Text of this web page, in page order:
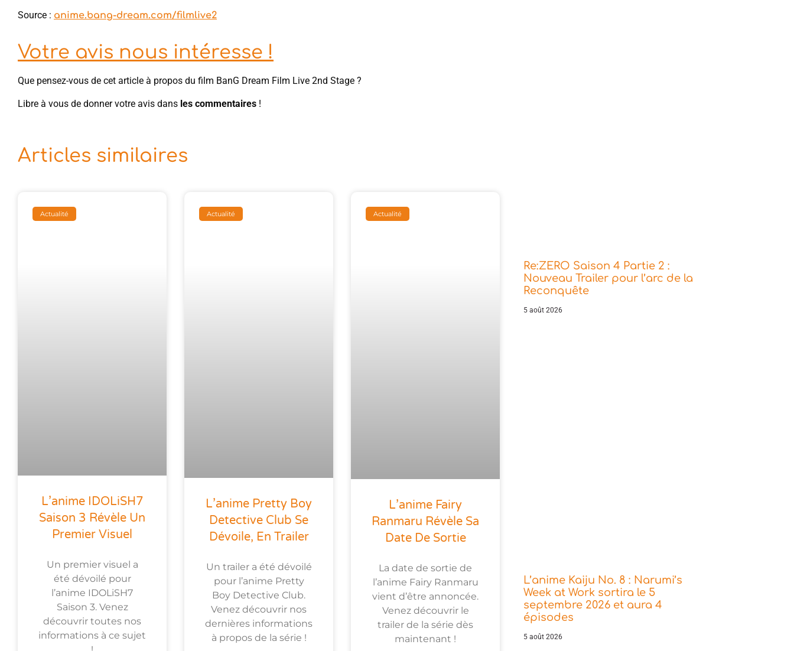
Source : anime.bang-dream.com/filmlive2
Votre avis nous intéresse !
Que pensez-vous de cet article à propos du film BanG Dream Film Live 2nd Stage ?
Libre à vous de donner votre avis dans les commentaires !
Articles similaires
Actualité
L’anime IDOLiSH7
Saison 3 Révèle Un
Premier Visuel
Un premier visuel a
été dévoilé pour
l’anime IDOLiSH7
Saison 3. Venez
découvrir toutes nos
informations à ce sujet
Actualité
L’anime Pretty Boy
Detective Club Se
Dévoile, En Trailer
Un trailer a été dévoilé
pour l’anime Pretty
Boy Detective Club.
Venez découvrir nos
dernières informations
à propos de la série !
Actualité
L’anime Fairy
Ranmaru Révèle Sa
Date De Sortie
La date de sortie de
l’anime Fairy Ranmaru
vient d’être annoncée.
Venez découvrir le
trailer de la série dès
maintenant !
Re:ZERO Saison 4 Partie 2 :
Nouveau Trailer pour l’arc de la
Reconquête
5 août 2026
L’anime Kaiju No. 8 : Narumi’s
Week at Work sortira le 5
septembre 2026 et aura 4
épisodes
5 août 2026